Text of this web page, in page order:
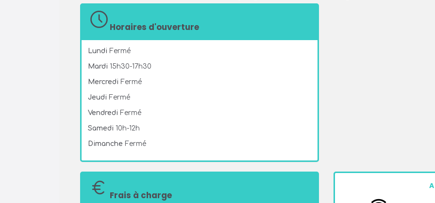
Horaires d'ouverture
Lundi Fermé
Mardi 15h30-17h30
Mercredi Fermé
Jeudi Fermé
Vendredi Fermé
Samedi 10h-12h
Dimanche Fermé
Frais à charge